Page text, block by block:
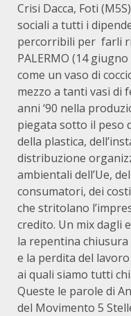
Crisi Dacca, Foti
sociali a tutti i
percorribili per farli
PALERMO (14
come un vaso di
mezzo a tanti vasi di
anni ‘90 nella
piegata sotto il peso
della plastica,
distribuzione
ambientali dell’Ue,
consumatori, dei
che stritolano
credito. Un mix dagli
la repentina
e la perdita del
ai quali siamo tutti
Queste le parole di
del Movimento 5